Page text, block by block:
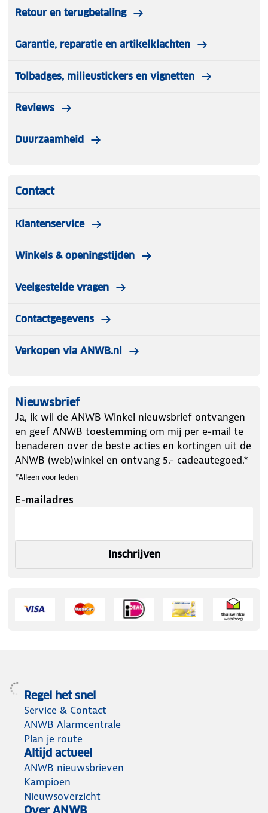
Retour en terugbetaling
Garantie, reparatie en artikelklachten
Tolbadges, milieustickers en vignetten
Reviews
Duurzaamheid
Contact
Klantenservice
Winkels & openingstijden
Veelgestelde vragen
Contactgegevens
Verkopen via ANWB.nl
Nieuwsbrief
Ja, ik wil de ANWB Winkel nieuwsbrief ontvangen
en geef ANWB toestemming om mij per e-mail te
benaderen over de beste acties en kortingen uit de
ANWB (web)winkel en ontvang 5.- cadeautegoed.*
*Alleen voor leden
E-mailadres
Inschrijven
Regel het snel
Service & Contact
ANWB Alarmcentrale
Plan je route
Altijd actueel
ANWB nieuwsbrieven
Kampioen
Nieuwsoverzicht